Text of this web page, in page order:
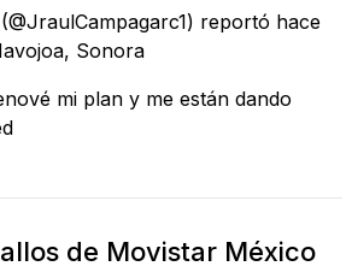
(@JraulCampagarc1) reportó hace
Sonora
mi plan y me están dando
de Movistar México